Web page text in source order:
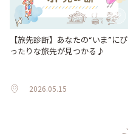
【旅先診断】あなたの“いま”にぴ
ったりな旅先が見つかる♪
2026.05.15